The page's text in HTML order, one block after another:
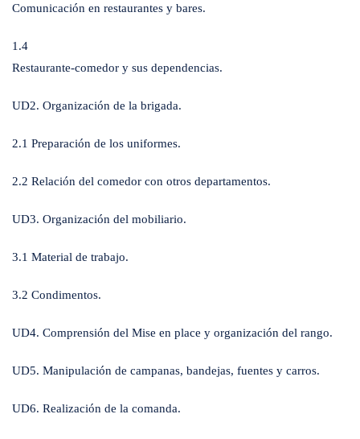
Comunicación en restaurantes y bares.
1.4
Restaurante-comedor y sus dependencias.
UD2. Organización de la brigada.
2.1 Preparación de los uniformes.
2.2 Relación del comedor con otros departamentos.
UD3. Organización del mobiliario.
3.1 Material de trabajo.
3.2 Condimentos.
UD4. Comprensión del Mise en place y organización del rango.
UD5. Manipulación de campanas, bandejas, fuentes y carros.
UD6. Realización de la comanda.